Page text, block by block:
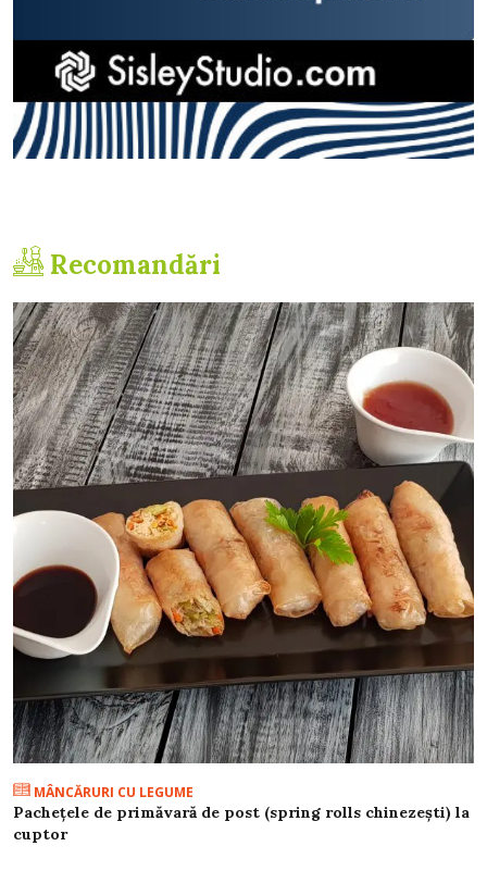
Recomandări
MÂNCĂRURI CU LEGUME
Pachețele de primăvară de post (spring rolls chinezești) la
cuptor